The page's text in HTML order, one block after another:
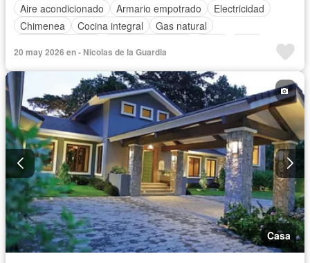
Aire acondicionado
Armario empotrado
Electricidad
Chimenea
Cocina integral
Gas natural
20 may 2026 en - Nicolas de la Guardia
Casa